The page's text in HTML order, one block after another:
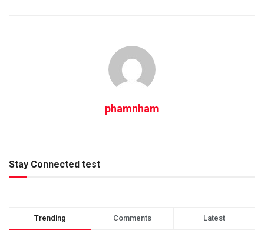
phamnham
Stay Connected test
Trending Comments Latest